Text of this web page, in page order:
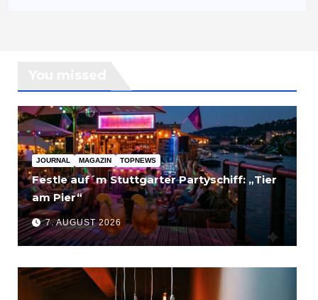
JOURNAL MAGAZIN TOPNEWS
Festle auf´m Stuttgarter Partyschiff: „Tier
am Pier“
7. AUGUST 2026